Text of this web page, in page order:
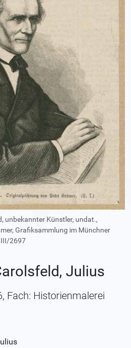
unbekannter Künstler, undat.,
Grafiksammlung im Münchner
III/2697
Julius
Fach: Historienmalerei